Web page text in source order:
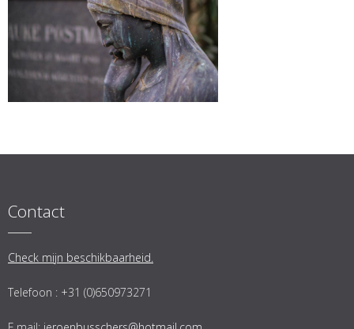
Contact
Check mijn beschikbaarheid.
Telefoon : +31 (0)650973271